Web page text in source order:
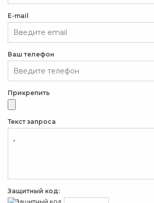
E-mail
Ваш телефон
Прикрепить
Текст запроса
Защитный код: